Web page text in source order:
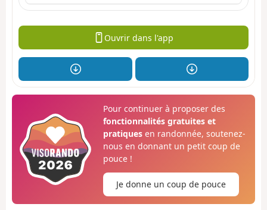
Ouvrir dans l'app
Pour continuer à proposer des
fonctionnalités gratuites et
pratiquesen randonnée, soutenez-
nous en donnant un petit coup de
pouce !
Je donne un coup de pouce